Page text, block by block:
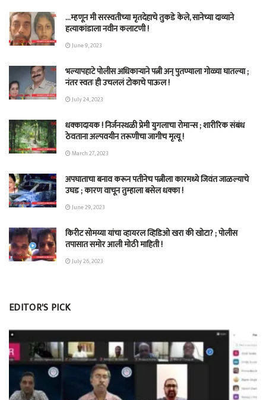
…म्हणून मी सरस्वतीच्या मृतदेहाचे तुकडे केले, सानेच्या दाव्याने
हत्याकांडाला नवीन कलाटणी !
June 9, 2023
भल्यापहाटे पोलीस अधिकाऱ्याने पत्नी अन् पुतण्याला गोळ्या घातल्या ;
नंतर स्वतः ही उचललं टोकाचे पाऊल !
July 24, 2023
धक्कादायक ! निर्जनस्थळी प्रेमी युगलाचा रोमान्स ; शारीरिक संबंध
ठेवताना अल्पवयीन तरूणीचा जागीच मृत्यू !
March 27, 2023
अपघाताचा बनाव करून पतीनेच‎ पत्नीला कारमध्ये जिवंत जाळल्याचे
उघड ; कारण वाचून तुम्हाला बसेल धक्का !
June 29, 2023
किरीट सोमय्या यांचा व्हायरल व्हिडिओ खरा की खोटा? ; पोलीस
तपासात समोर आली मोठी माहिती !
July 26, 2023
EDITOR'S PICK